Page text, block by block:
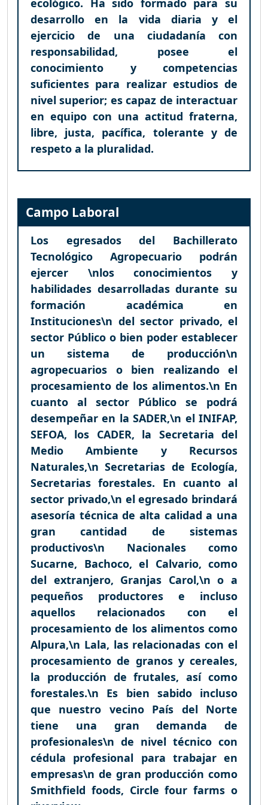
desarrollo en la vida diaria y el
ejercicio de una ciudadanía con
responsabilidad, posee el
conocimiento y competencias
suficientes para realizar estudios de
nivel superior; es capaz de interactuar
en equipo con una actitud fraterna,
libre, justa, pacífica, tolerante y de
respeto a la pluralidad.
Campo Laboral
Los egresados del Bachillerato
Tecnológico Agropecuario podrán
ejercer \nlos conocimientos y
habilidades desarrolladas durante su
formación académica en
Instituciones\n del sector privado, el
sector Público o bien poder establecer
un sistema de producción\n
agropecuarios o bien realizando el
procesamiento de los alimentos.\n En
cuanto al sector Público se podrá
desempeñar en la SADER,\n el INIFAP,
SEFOA, los CADER, la Secretaria del
Medio Ambiente y Recursos
Naturales,\n Secretarias de Ecología,
Secretarias forestales. En cuanto al
sector privado,\n el egresado brindará
asesoría técnica de alta calidad a una
gran cantidad de sistemas
productivos\n Nacionales como
Sucarne, Bachoco, el Calvario, como
del extranjero, Granjas Carol,\n o a
pequeños productores e incluso
aquellos relacionados con el
procesamiento de los alimentos como
Alpura,\n Lala, las relacionadas con el
procesamiento de granos y cereales,
la producción de frutales, así como
forestales.\n Es bien sabido incluso
que nuestro vecino País del Norte
tiene una gran demanda de
profesionales\n de nivel técnico con
cédula profesional para trabajar en
empresas\n de gran producción como
Smithfield foods, Circle four farms o